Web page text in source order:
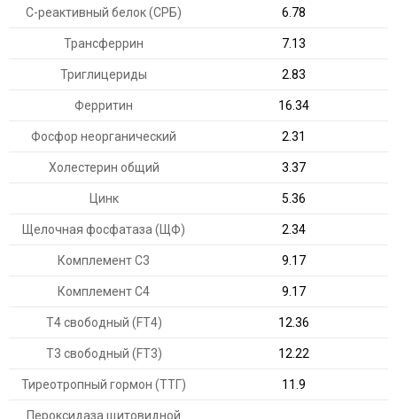
С-реактивный белок (СРБ) 6.78
Трансферрин 7.13
Триглицериды 2.83
Ферритин 16.34
Фосфор неорганический 2.31
Холестерин общий 3.37
Цинк 5.36
Щелочная фосфатаза (ЩФ) 2.34
Комплемент С3 9.17
Комплемент С4 9.17
Т4 свободный (FT4) 12.36
Т3 свободный (FT3) 12.22
Тиреотропный гормон (ТТГ) 11.9
Пероксидаза щитовидной